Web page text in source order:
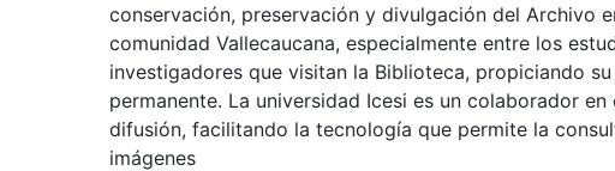
conservación, preservación y divulgación del Archivo
comunidad Vallecaucana, especialmente entre los
investigadores que visitan la Biblioteca, propiciando
permanente. La universidad Icesi es un colaborador
difusión, facilitando la tecnología que permite la
imágenes